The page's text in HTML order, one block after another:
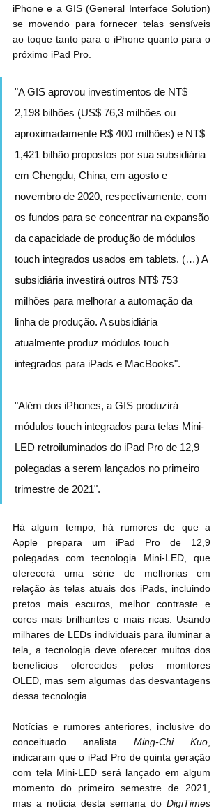
iPhone e a GIS (General Interface Solution)
se movendo para fornecer telas sensíveis
ao toque tanto para o iPhone quanto para o
próximo iPad Pro.
"A GIS aprovou investimentos de NT$
2,198 bilhões (US$ 76,3 milhões ou
aproximadamente R$ 400 milhões) e NT$
1,421 bilhão propostos por sua subsidiária
em Chengdu, China, em agosto e
novembro de 2020, respectivamente, com
os fundos para se concentrar na expansão
da capacidade de produção de módulos
touch integrados usados em tablets. (…) A
subsidiária investirá outros NT$ 753
milhões para melhorar a automação da
linha de produção. A subsidiária
atualmente produz módulos touch
integrados para iPads e MacBooks".
"Além dos iPhones, a GIS produzirá
módulos touch integrados para telas Mini-
LED retroiluminados do iPad Pro de 12,9
polegadas a serem lançados no primeiro
trimestre de 2021".
Há algum tempo, há rumores de que a
Apple prepara um iPad Pro de 12,9
polegadas com tecnologia Mini-LED, que
oferecerá uma série de melhorias em
relação às telas atuais dos iPads, incluindo
pretos mais escuros, melhor contraste e
cores mais brilhantes e mais ricas. Usando
milhares de LEDs individuais para iluminar a
tela, a tecnologia deve oferecer muitos dos
benefícios oferecidos pelos monitores
OLED, mas sem algumas das desvantagens
dessa tecnologia.
Notícias e rumores anteriores, inclusive do
conceituado analista Ming-Chi Kuo
indicaram que o iPad Pro de quinta geração
com tela Mini-LED será lançado em algum
momento do primeiro semestre de 2021,
mas a notícia desta semana do DigiTimes